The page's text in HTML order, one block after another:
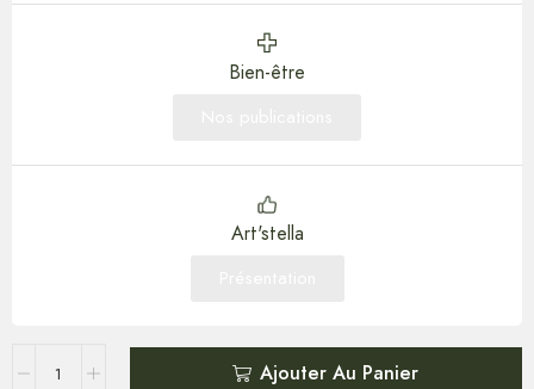
Bien-être
Art'stella
Ajouter Au Panier